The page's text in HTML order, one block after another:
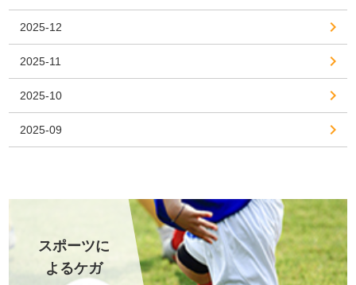
2025-12
2025-11
2025-10
2025-09
スポーツに
よるケガ